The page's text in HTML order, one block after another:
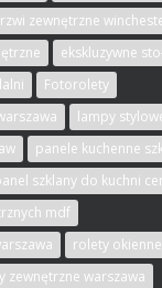
zewnętrzne
ekskluzywne
Fotorolety
lampy
panele kuchenne
szklany do kuchni
mdf
rolety
zewnętrzne warszawa